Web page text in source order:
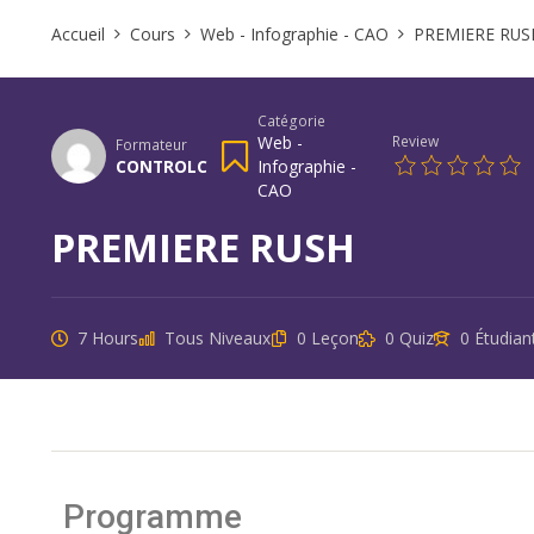
Accueil Cours Web - Infographie - CAO PREMIERE
Formateur
CONTROLC
Catégorie
Web -
Infographie -
CAO
Review
PREMIERE RUSH
7 Hours Tous Niveaux 0 Leçon 0 Quiz 0
Programme